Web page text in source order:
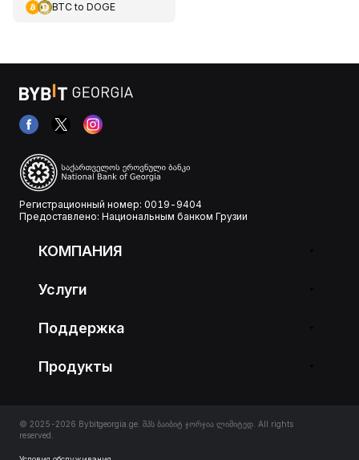
BTCto DOGE
Регистрационный номер: 0019-9404
Предоставлено: Национальным банком Грузии
КОМПАНИЯ
Услуги
Поддержка
Продукты
© 2025-2026 Bybitgeorgia.ge. შპს ბაიბიტ ჯორჯია ლიმიტედ. All rights
reserved.